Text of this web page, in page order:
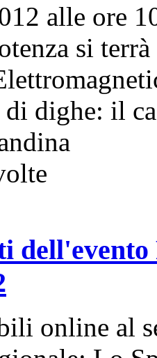
alle ore
si
dighe: il
online al